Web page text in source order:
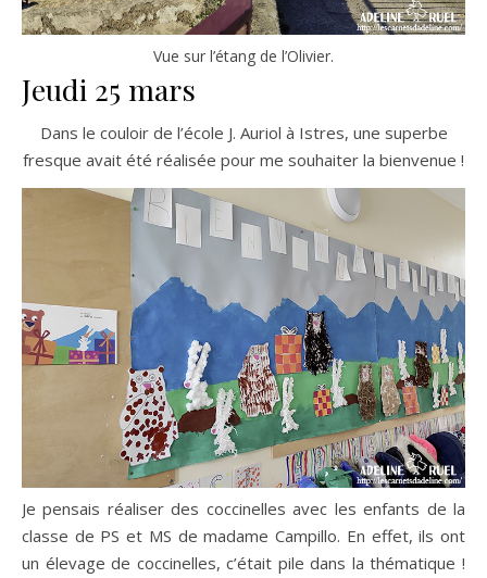
Vue sur l’étang de l’Olivier.
Jeudi 25 mars
Dans le couloir de l’école J. Auriol à Istres, une superbe
fresque avait été réalisée pour me souhaiter la bienvenue !
Je pensais réaliser des coccinelles avec les enfants de la
classe de PS et MS de madame Campillo. En effet, ils ont
un élevage de coccinelles, c’était pile dans la thématique !